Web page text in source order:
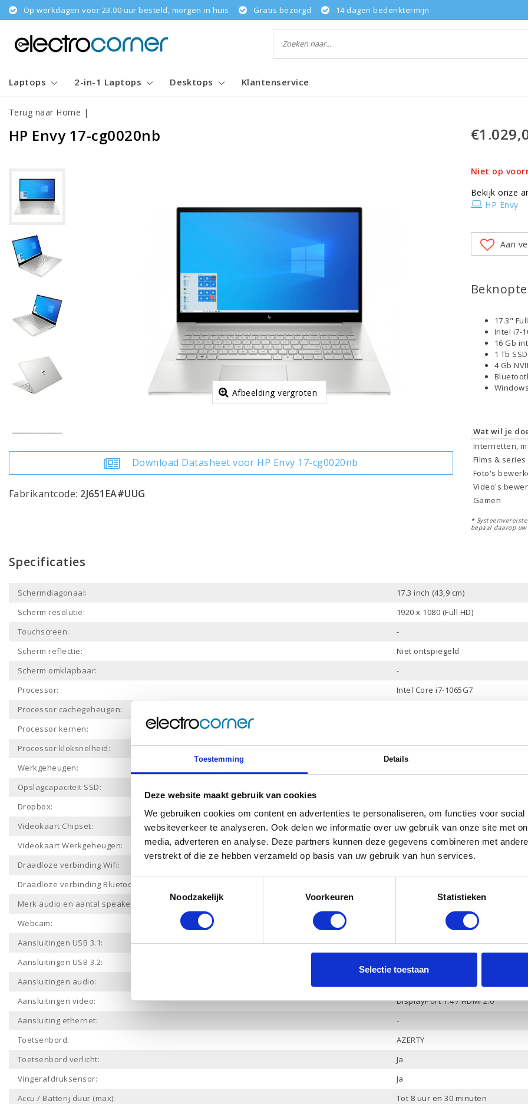
Toestemming Details
Deze website maakt gebruik van cookies
We gebruiken cookies om content en advertenties te personaliseren, om functies voor
websiteverkeer te analyseren. Ook delen we informatie over uw gebruik van onze site met
media, adverteren en analyse. Deze partners kunnen deze gegevens combineren met
verstrekt of die ze hebben verzameld op basis van uw gebruik van hun services.
Toestemmingsselectie
Noodzakelijk
Voorkeuren Statistieken
Selectie toestaan
Op werkdagen voor 23.00 uur besteld, morgen in huis Gratis bezorgd 14 dagen bedenktermijn
Laptops 2-in-1 Laptops Desktops Klantenservice
Terug naar Home |
HP Envy 17-cg0020nb
Afbeelding vergroten
Download Datasheet voor HP Envy 17-cg0020nb
Fabrikantcode: 2J651EA#UUG
Niet op
Bekijk onze
HP Envy
Aan
17.3"
Intel i7-
16 Gb
1 Tb
4 Gb
Wat wil je
Internetten,
Films &
Foto's
Video's
Gamen
*
bepaal daarop uw
Specificaties
Schermdiagonaal:
17.3 inch (43,9 cm)
Scherm resolutie:
1920 x 1080 (Full HD)
Touchscreen:
-
Scherm reflectie:
Niet ontspiegeld
Scherm omklapbaar:
-
Processor:
Intel Core i7-1065G7
Processor cachegeheugen:
Processor kernen:
Processor kloksnelheid:
1.3 tot 3.9 GHz
Werkgeheugen:
Opslagcapaciteit SSD:
Dropbox:
Videokaart Chipset:
NVIDIA Geforce MX330
Videokaart Werkgeheugen:
4 Gb
Draadloze verbinding Wifi:
Draadloze verbinding Bluetooth:
Merk audio en aantal speakers:
Bang & Olufsen, 2 luidsprekers
Webcam:
Aansluitingen USB 3.1:
4
Aansluitingen USB 3.2:
Aansluitingen audio:
Aansluitingen video:
DisplayPort 1.4 / HDMI 2.0
Aansluiting ethernet:
-
Toetsenbord:
AZERTY
Toetsenbord verlicht:
Ja
Vingerafdruksensor:
Ja
Accu / Batterij duur (max):
Tot 8 uur en 30 minuten